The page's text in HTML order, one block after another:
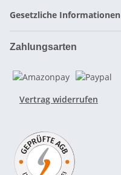
Gesetzliche Informationen
Zahlungsarten
Vertrag widerrufen